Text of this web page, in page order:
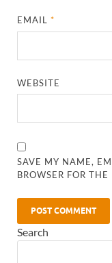
EMAIL*
WEBSITE
SAVE MY NAME,
BROWSER FOR
Search